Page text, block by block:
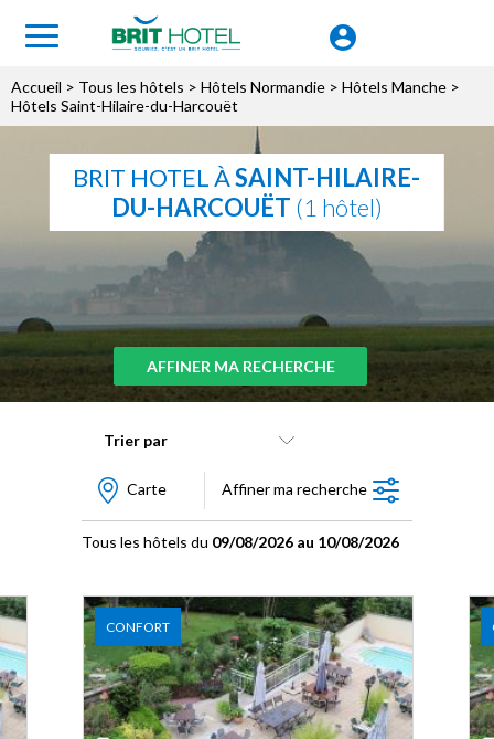
Accueil > Tous les hôtels > Hôtels Normandie > Hôtels Manche >
Hôtels Saint-Hilaire-du-Harcouët
BRIT HOTEL ÀSAINT-HILAIRE-
DU-HARCOUËT (1 hôtel)
AFFINER MA RECHERCHE
Trier par
Carte Affiner ma recherche
Tous les hôtels du 09/08/2026 au 10/08/2026
CONFORT